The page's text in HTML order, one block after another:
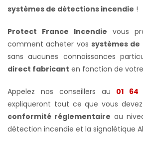
systèmes de détections incendie !
Protect France Incendie vous
comment acheter vos systèmes
sans aucunes connaissances
direct fabricant en fonction de
Appelez nos conseillers au 01 64
expliqueront tout ce que vous
conformité réglementaire au
détection incendie et la signalétique